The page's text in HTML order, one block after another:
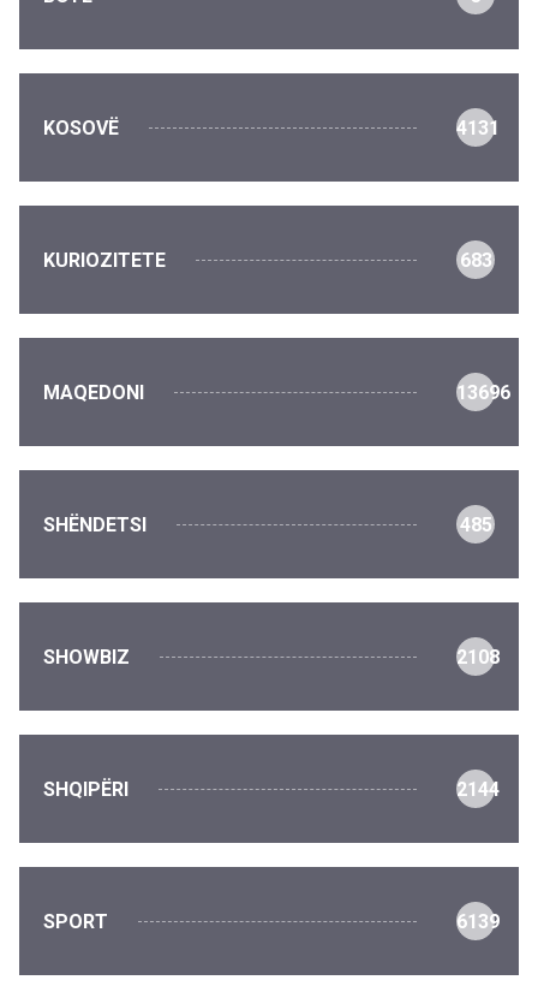
KOSOVË 4131
KURIOZITETE 683
MAQEDONI 13696
SHËNDETSI 485
SHOWBIZ 2108
SHQIPËRI 2144
SPORT 6139